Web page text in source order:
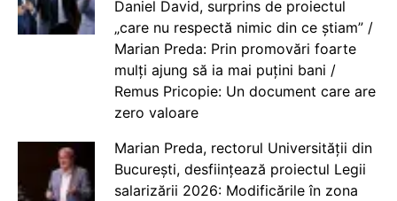
Daniel David, surprins de proiectul
„care nu respectă nimic din ce știam” /
Marian Preda: Prin promovări foarte
mulți ajung să ia mai puțini bani /
Remus Pricopie: Un document care are
zero valoare
Marian Preda, rectorul Universității din
București, desființează proiectul Legii
salarizării 2026: Modificările în zona